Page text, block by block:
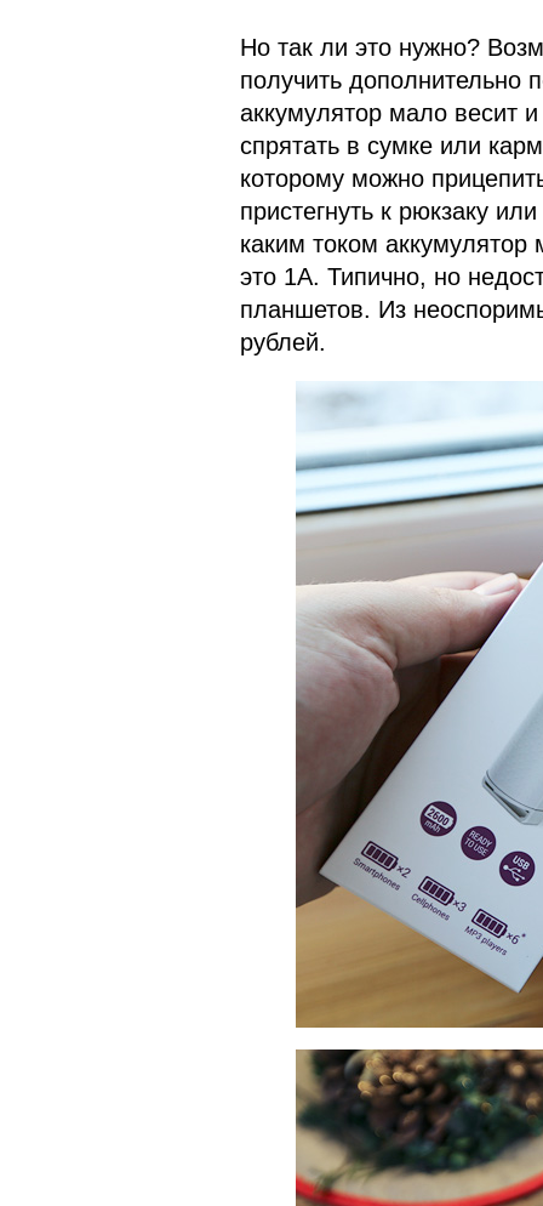
Но так ли это нужно?
получить дополнительно
аккумулятор мало весит
спрятать в сумке или
которому можно
пристегнуть к рюкзаку
каким током аккумулятор
это 1А. Типично, но
планшетов. Из
рублей.